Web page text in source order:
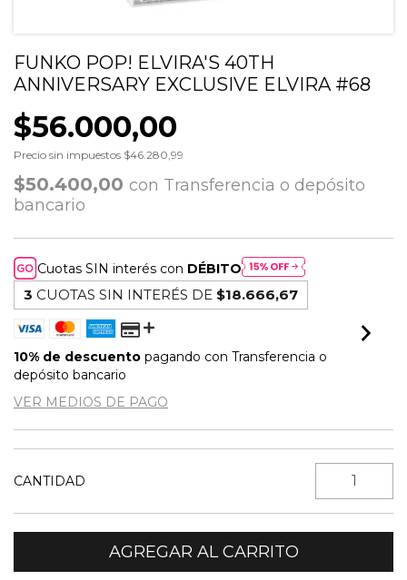
FUNKO POP! ELVIRA'S 40TH
ANNIVERSARY EXCLUSIVE ELVIRA #68
$56.000,00
Precio sin impuestos $46.280,99
$50.400,00 con Transferencia o depósito
bancario
Cuotas SIN interés con DÉBITO
3 CUOTAS SIN INTERÉS DE $18.666,67
10% de descuento pagando con Transferencia o
depósito bancario
VER MEDIOS DE PAGO
CANTIDAD